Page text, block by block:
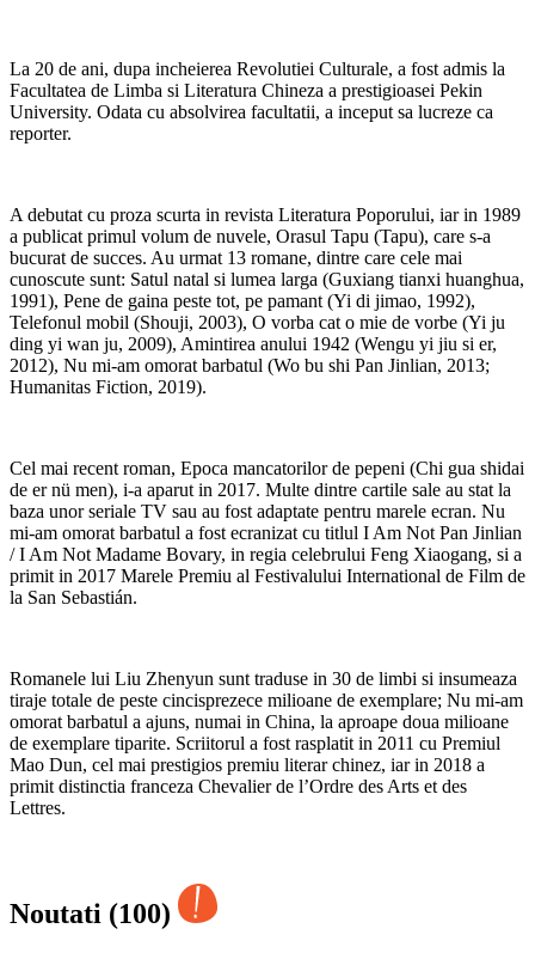
La 20 de ani, dupa incheierea Revolutiei Culturale, a fost admis la
Facultatea de Limba si Literatura Chineza a prestigioasei Pekin
University. Odata cu absolvirea facultatii, a inceput sa lucreze ca
reporter.
A debutat cu proza scurta in revista Literatura Poporului, iar in 1989
a publicat primul volum de nuvele, Orasul Tapu (Tapu), care s-a
bucurat de succes. Au urmat 13 romane, dintre care cele mai
cunoscute sunt: Satul natal si lumea larga (Guxiang tianxi huanghua,
1991), Pene de gaina peste tot, pe pamant (Yi di jimao, 1992),
Telefonul mobil (Shouji, 2003), O vorba cat o mie de vorbe (Yi ju
ding yi wan ju, 2009), Amintirea anului 1942 (Wengu yi jiu si er,
2012), Nu mi-am omorat barbatul (Wo bu shi Pan Jinlian, 2013;
Humanitas Fiction, 2019).
Cel mai recent roman, Epoca mancatorilor de pepeni (Chi gua shidai
de er nü men), i-a aparut in 2017. Multe dintre cartile sale au stat la
baza unor seriale TV sau au fost adaptate pentru marele ecran. Nu
mi-am omorat barbatul a fost ecranizat cu titlul I Am Not Pan Jinlian
/ I Am Not Madame Bovary, in regia celebrului Feng Xiaogang, si a
primit in 2017 Marele Premiu al Festivalului International de Film de
la San Sebastián.
Romanele lui Liu Zhenyun sunt traduse in 30 de limbi si insumeaza
tiraje totale de peste cincisprezece milioane de exemplare; Nu mi-am
omorat barbatul a ajuns, numai in China, la aproape doua milioane
de exemplare tiparite. Scriitorul a fost rasplatit in 2011 cu Premiul
Mao Dun, cel mai prestigios premiu literar chinez, iar in 2018 a
primit distinctia franceza Chevalier de lʼOrdre des Arts et des
Lettres.
Noutati (100)